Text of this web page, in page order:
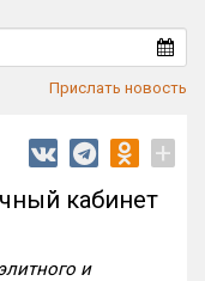
Прислать новость
+
кабинет
и